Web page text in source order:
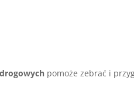
pomoże zebrać i